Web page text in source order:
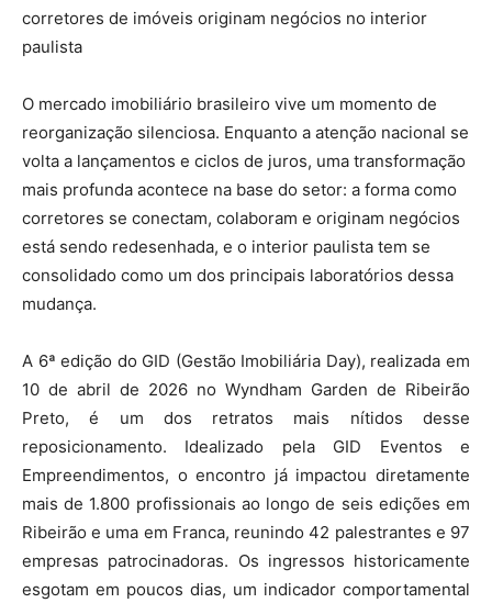
corretores de imóveis originam negócios no interior
paulista
O mercado imobiliário brasileiro vive um momento de
reorganização silenciosa. Enquanto a atenção nacional se
volta a lançamentos e ciclos de juros, uma transformação
mais profunda acontece na base do setor: a forma como
corretores se conectam, colaboram e originam negócios
está sendo redesenhada, e o interior paulista tem se
consolidado como um dos principais laboratórios dessa
mudança.
A 6ª edição do GID (Gestão Imobiliária Day), realizada em
10 de abril de 2026 no Wyndham Garden de Ribeirão
Preto, é um dos retratos mais nítidos desse
reposicionamento. Idealizado pela GID Eventos e
Empreendimentos, o encontro já impactou diretamente
mais de 1.800 profissionais ao longo de seis edições em
Ribeirão e uma em Franca, reunindo 42 palestrantes e 97
empresas patrocinadoras. Os ingressos historicamente
esgotam em poucos dias, um indicador comportamental